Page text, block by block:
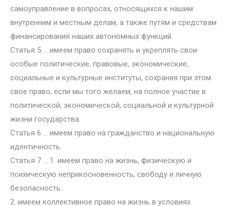
самоуправление в вопросах, относящихся к нашим
внутренним и местным делам, а также путям и средствам
финансирования наших автономных функций.
Статья 5 … имеем право сохранять и укреплять свои
особые политические, правовые, экономические,
социальные и культурные институты, сохраняя при этом
свое право, если мы того желаем, на полное участие в
политической, экономической, социальной и культурной
жизни государства.
Статья 6 … имеем право на гражданство и национальную
идентичность.
Статья 7 … 1. имеем право на жизнь, физическую и
психическую неприкосновенность, свободу и личную
безопасность.
2. имеем коллективное право на жизнь в условиях